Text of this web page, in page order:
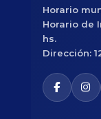
Horario
Horario de
hs.
Dirección: